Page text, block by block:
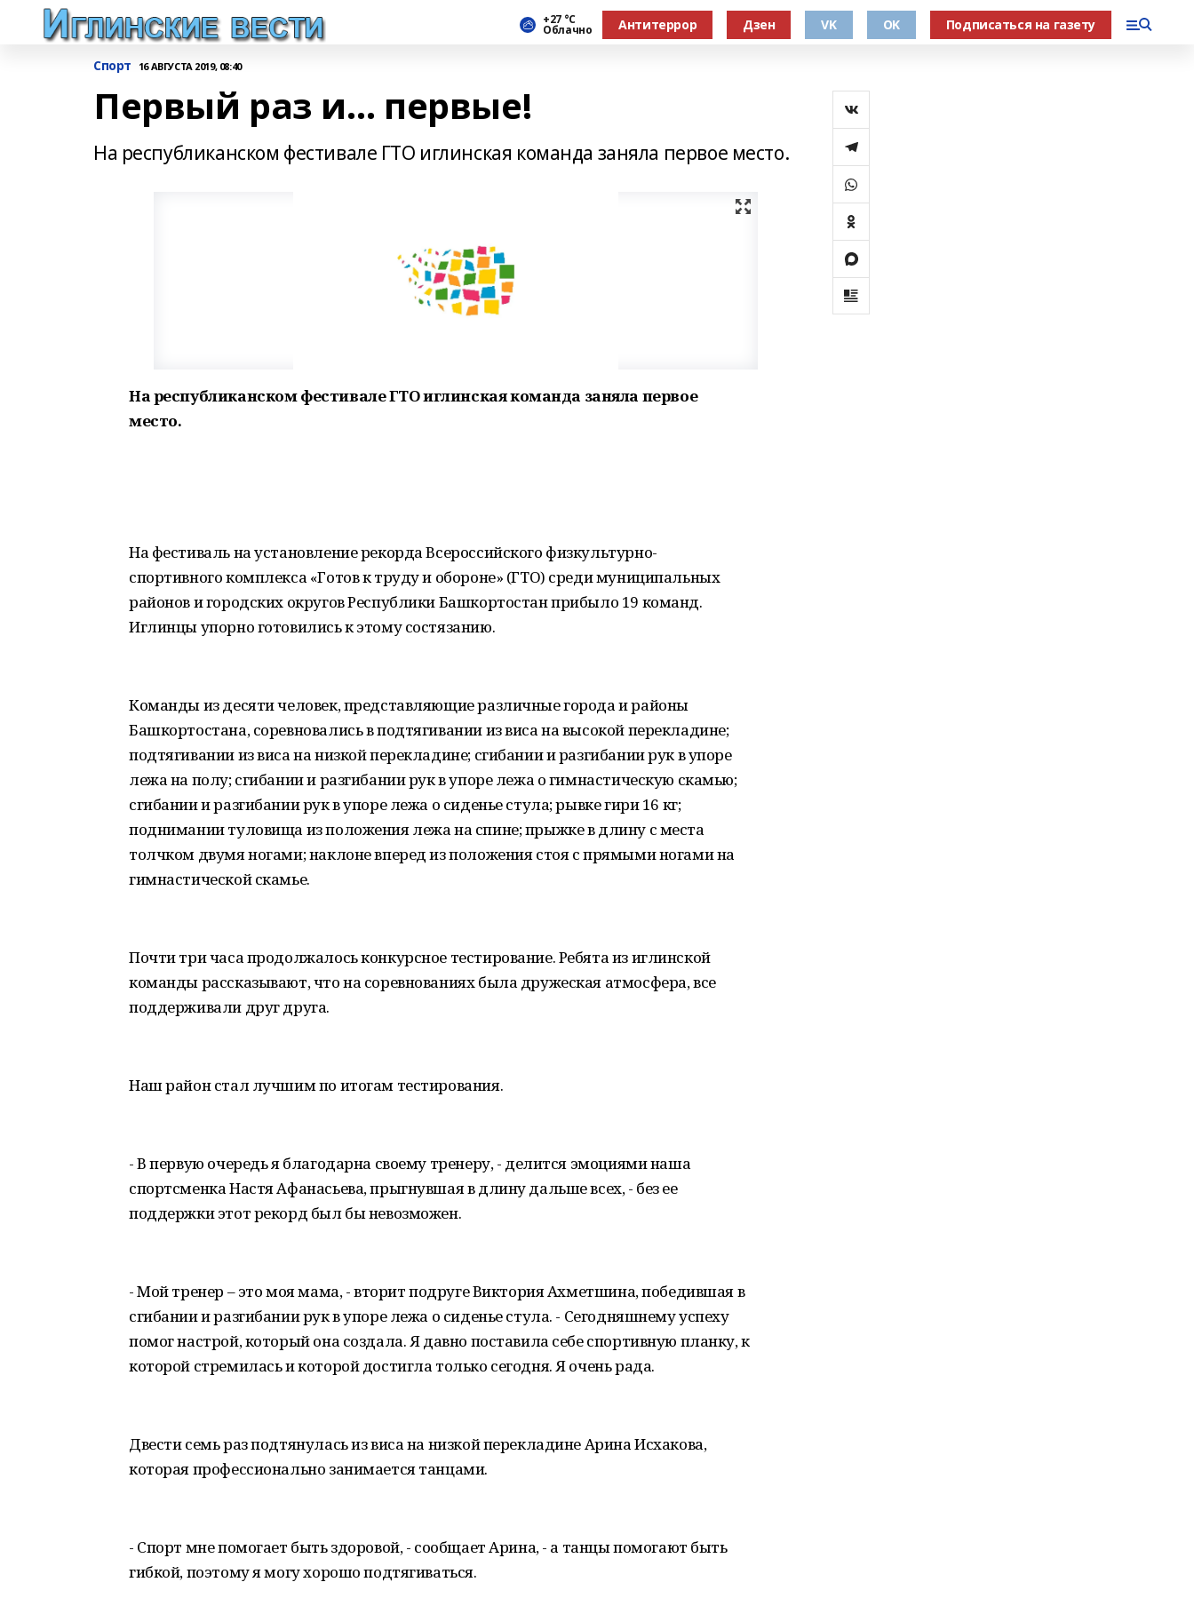
+27 °С
Облачно Антитеррор Дзен VK OK Подписаться на газету
Спорт 16 АВГУСТА 2019, 08:40
Первый раз и… первые!
На республиканском фестивале ГТО иглинская команда заняла первое место.
На республиканском фестивале ГТО иглинская команда заняла первое
место.
На фестиваль на установление рекорда Всероссийского физкультурно-
спортивного комплекса «Готов к труду и обороне» (ГТО) среди муниципальных
районов и городских округов Республики Башкортостан прибыло 19 команд.
Иглинцы упорно готовились к этому состязанию.
Команды из десяти человек, представляющие различные города и районы
Башкортостана, соревновались в подтягивании из виса на высокой перекладине;
подтягивании из виса на низкой перекладине; сгибании и разгибании рук в упоре
лежа на полу; сгибании и разгибании рук в упоре лежа о гимнастическую скамью;
сгибании и разгибании рук в упоре лежа о сиденье стула; рывке гири 16 кг;
поднимании туловища из положения лежа на спине; прыжке в длину с места
толчком двумя ногами; наклоне вперед из положения стоя с прямыми ногами на
гимнастической скамье.
Почти три часа продолжалось конкурсное тестирование. Ребята из иглинской
команды рассказывают, что на соревнованиях была дружеская атмосфера, все
поддерживали друг друга.
Наш район стал лучшим по итогам тестирования.
- В первую очередь я благодарна своему тренеру, - делится эмоциями наша
спортсменка Настя Афанасьева, прыгнувшая в длину дальше всех, - без ее
поддержки этот рекорд был бы невозможен.
- Мой тренер – это моя мама, - вторит подруге Виктория Ахметшина, победившая в
сгибании и разгибании рук в упоре лежа о сиденье стула. - Сегодняшнему успеху
помог настрой, который она создала. Я давно поставила себе спортивную планку, к
которой стремилась и которой достигла только сегодня. Я очень рада.
Двести семь раз подтянулась из виса на низкой перекладине Арина Исхакова,
которая профессионально занимается танцами.
- Спорт мне помогает быть здоровой, - сообщает Арина, - а танцы помогают быть
гибкой, поэтому я могу хорошо подтягиваться.